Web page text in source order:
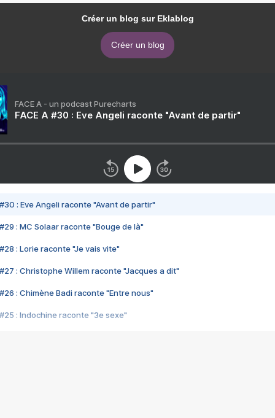
Créer un blog sur Eklablog
Créer un blog
FACE A - un podcast Purecharts
FACE A #30 : Eve Angeli raconte "Avant de partir"
#30 : Eve Angeli raconte "Avant de partir"
#29 : MC Solaar raconte "Bouge de là"
#28 : Lorie raconte "Je vais vite"
#27 : Christophe Willem raconte "Jacques a dit"
#26 : Chimène Badi raconte "Entre nous"
#25 : Indochine raconte "3e sexe"